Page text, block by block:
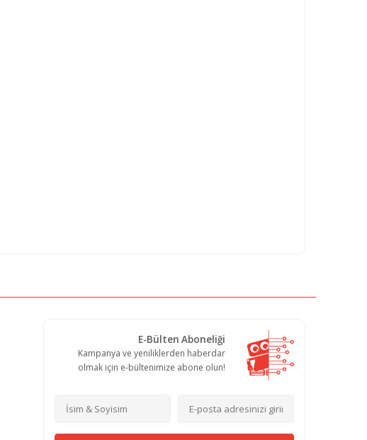
E-Bülten Aboneliği
Kampanya ve yeniliklerden haberdar
olmak için e-bültenimize abone olun!